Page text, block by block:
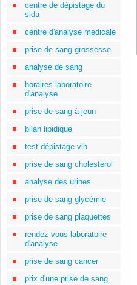
centre de dépistage du
sida
centre d'analyse médicale
prise de sang grossesse
analyse de sang
horaires laboratoire
d'analyse
prise de sang à jeun
bilan lipidique
test dépistage vih
prise de sang cholestérol
analyse des urines
prise de sang glycémie
prise de sang plaquettes
rendez-vous laboratoire
d'analyse
prise de sang cancer
prix d'une prise de sang